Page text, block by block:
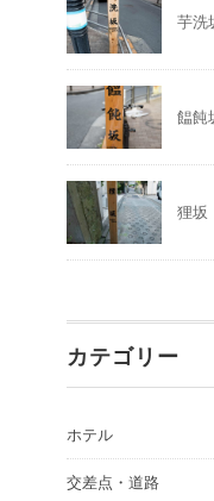
芋洗
饂飩
狸坂
カテゴリー
ホテル
交差点・道路